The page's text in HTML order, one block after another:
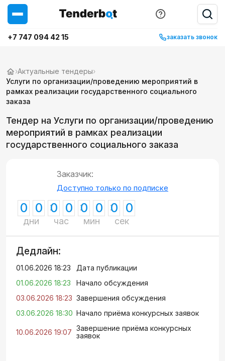
+7 747 094 42 15 заказать звонок
›Актуальные тендеры›
Услуги по организации/проведению мероприятий в
рамках реализации государственного социального
заказа
Тендер на Услуги по организации/проведению
мероприятий в рамках реализации
государственного социального заказа
Заказчик:
Доступно только по подписке
0 0
дни
0 0
час
0 0
мин
0 0
сек
Дедлайн:
01.06.2026 18:23
Дата публикации
01.06.2026 18:23
Начало обсуждения
03.06.2026 18:23 Завершения обсуждения
03.06.2026 18:30 Начало приёма конкурсных заявок
10.06.2026 19:07 Завершение приёма конкурсных
заявок